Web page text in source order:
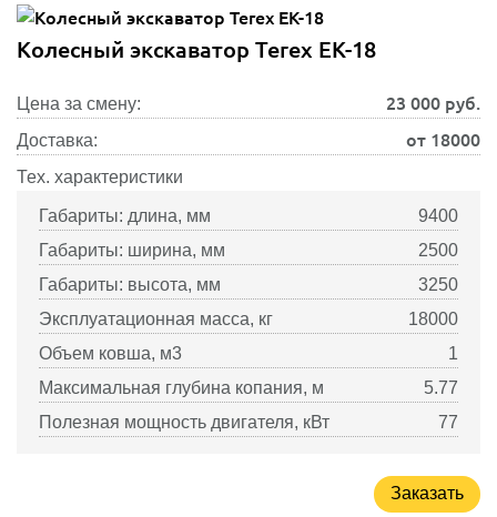
Колесный экскаватор Terex EK-18
Цена за смену: 23 000 руб.
Доставка: от 18000
Тех. характеристики
Габариты: длина, мм
9400
Габариты: ширина, мм
2500
Габариты: высота, мм
3250
Эксплуатационная масса, кг
18000
Объем ковша, м3
1
Максимальная глубина копания, м
5.77
Полезная мощность двигателя, кВт
77
Заказать